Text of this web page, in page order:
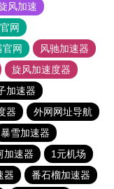
风加速
网
官网
风驰加速器
旋风加速度器
加速器
器
外网网址导航
暴雪加速器
加速器
1元机场
器 番石榴加速器